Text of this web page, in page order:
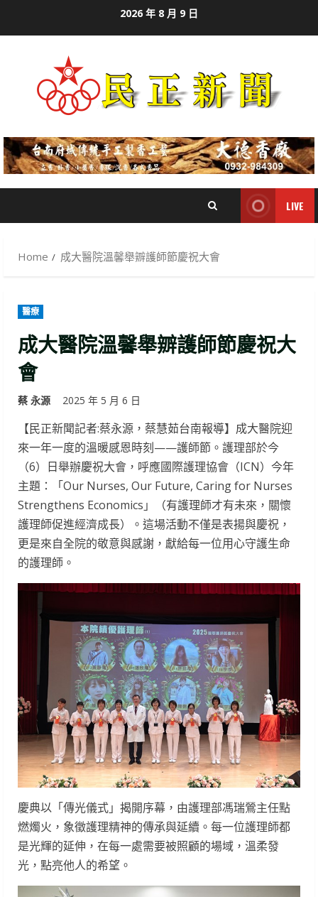
2026 年 8 月 9 日
LIVE
Home 成大醫院溫馨舉辧護師節慶祝大會
醫療
成大醫院溫馨舉辧護師節慶祝大
會
蔡 永源 2025 年 5 月 6 日
【民正新聞記者:蔡永源，蔡慧茹台南報導】成大醫院迎
來一年一度的溫暖感恩時刻——護師節。護理部於今
（6）日舉辦慶祝大會，呼應國際護理協會（ICN）今年
主題：「Our Nurses, Our Future, Caring for Nurses
Strengthens Economics」（有護理師才有未來，關懷
護理師促進經濟成長）。這場活動不僅是表揚與慶祝，
更是來自全院的敬意與感謝，獻給每一位用心守護生命
的護理師。
慶典以「傳光儀式」揭開序幕，由護理部馮瑞鶯主任點
燃燭火，象徵護理精神的傳承與延續。每一位護理師都
是光輝的延伸，在每一處需要被照顧的場域，溫柔發
光，點亮他人的希望。